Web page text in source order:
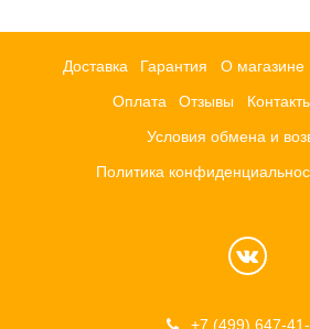
Доставка Гарантия О магазине
Оплата Отзывы
Условия обмена и
Политика
+7 (499) 647-